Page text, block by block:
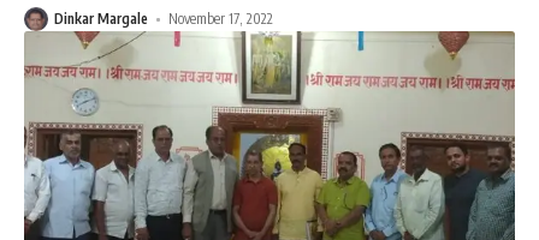
Dinkar Margale November 17, 2022